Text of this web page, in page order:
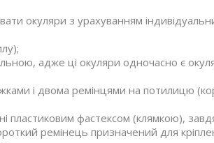
окуляри з урахуванням
адже ці окуляри одночасно є
і двома ремінцями на потилицю
пластиковим фастексом (клямкою),
ремінець призначений для